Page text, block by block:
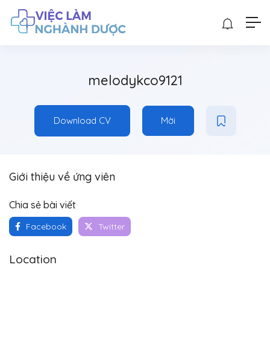
melodykco9121
Download CV Mời
Giới thiệu về ứng viên
Chia sẻ bài viết
Facebook Twitter
Location